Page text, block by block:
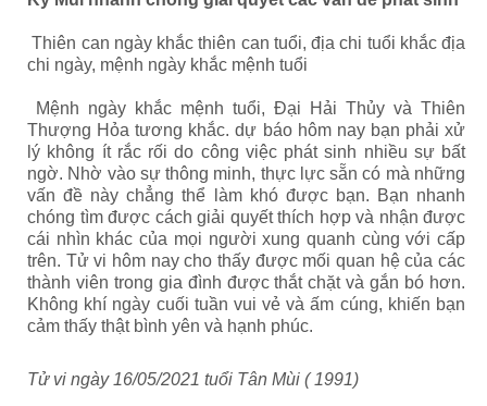
Thiên can ngày khắc thiên can tuổi, địa chi tuổi khắc địa
chi ngày, mệnh ngày khắc mệnh tuổi
Mệnh ngày khắc mệnh tuổi, Đại Hải Thủy và Thiên
Thượng Hỏa tương khắc. dự báo hôm nay bạn phải xử
lý không ít rắc rối do công việc phát sinh nhiều sự bất
ngờ. Nhờ vào sự thông minh, thực lực sẵn có mà những
vấn đề này chẳng thể làm khó được bạn. Bạn nhanh
chóng tìm được cách giải quyết thích hợp và nhận được
cái nhìn khác của mọi người xung quanh cùng với cấp
trên. Tử vi hôm nay cho thấy được mối quan hệ của các
thành viên trong gia đình được thắt chặt và gắn bó hơn.
Không khí ngày cuối tuần vui vẻ và ấm cúng, khiến bạn
cảm thấy thật bình yên và hạnh phúc.
Tử vi ngày 16/05/2021 tuổi Tân Mùi ( 1991)